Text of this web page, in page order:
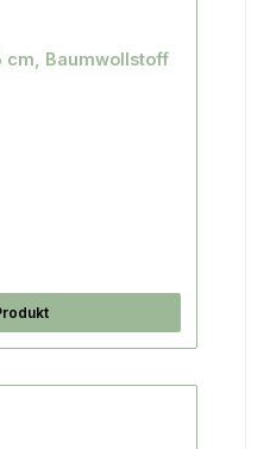
cm, Baumwollstoff